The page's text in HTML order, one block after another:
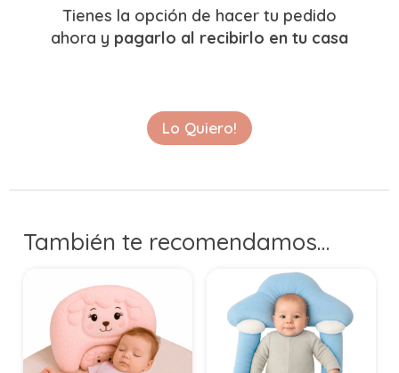
Tienes la opción de hacer tu pedido
ahora y pagarlo al recibirlo en tu casa
Lo Quiero!
También te recomendamos…